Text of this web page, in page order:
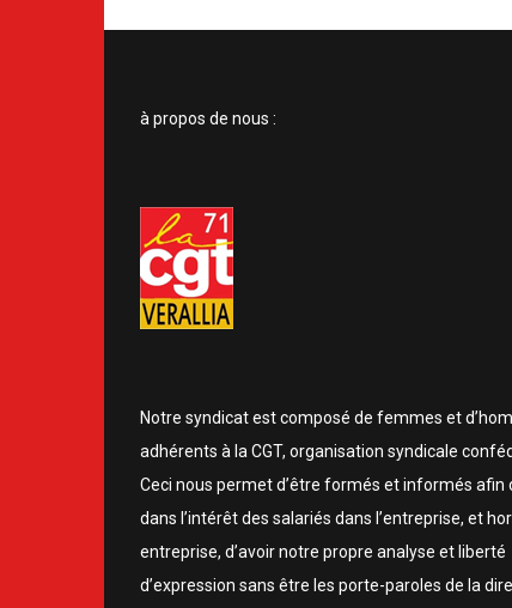
à propos de nous :
Notre syndicat est composé de femmes et
adhérents à la CGT, organisation syndicale
Ceci nous permet d’être formés et informés afin
dans l’intérêt des salariés dans l’entreprise, et
entreprise, d’avoir notre propre analyse et liberté
d’expression sans être les porte-paroles de la